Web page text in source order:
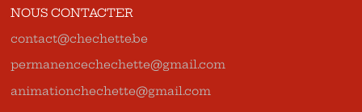
NOUS CONTACTER
contact@chechette.be
permanencechechette@gmail.com
animationchechette@gmail.com